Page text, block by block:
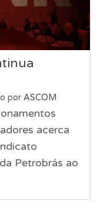
por ASCOM
acerca
Petrobrás ao